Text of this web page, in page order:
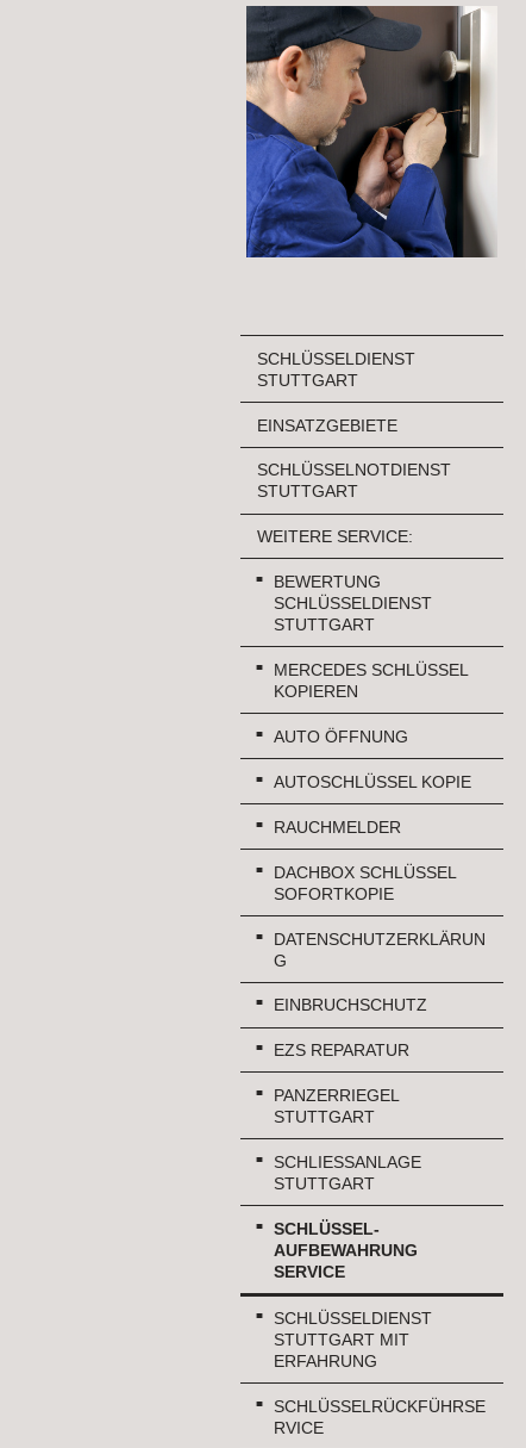
SCHLÜSSELDIENST
STUTTGART
EINSATZGEBIETE
SCHLÜSSELNOTDIENST
STUTTGART
WEITERE SERVICE:
BEWERTUNG
SCHLÜSSELDIENST
STUTTGART
MERCEDES SCHLÜSSEL
KOPIEREN
AUTO ÖFFNUNG
AUTOSCHLÜSSEL KOPIE
RAUCHMELDER
DACHBOX SCHLÜSSEL
SOFORTKOPIE
DATENSCHUTZERKLÄRUN
G
EINBRUCHSCHUTZ
EZS REPARATUR
PANZERRIEGEL
STUTTGART
SCHLIESSANLAGE S
TUTTGART
SCHLÜSSEL-
AUFBEWAHRUNG
SERVICE
SCHLÜSSELDIENST
STUTTGART MIT
ERFAHRUNG
SCHLÜSSELRÜCKFÜHRSE
RVICE